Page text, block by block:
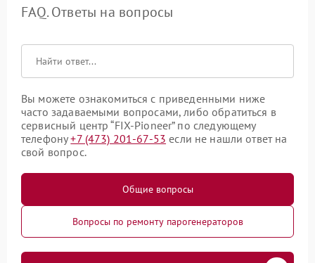
FAQ. Ответы на вопросы
Вы можете ознакомиться с приведенными ниже
часто задаваемыми вопросами, либо обратиться в
сервисный центр “FIX-Pioneer” по следующему
телефону+7 (473) 201-67-53 если не нашли ответ на
свой вопрос.
Общие вопросы
Вопросы по ремонту парогенераторов